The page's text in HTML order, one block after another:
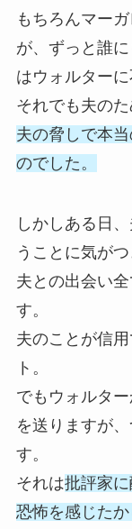
もちろんマー
が、ずっと誰
はウォルターに
それでも夫の
夫の脅しで本
のでした。
しかしある日
うことに気がつ
夫との出会い
す。
夫のことが信
ト。
でもウォルタ
を送りますが
す。
それは批評家
恐怖を感じたか